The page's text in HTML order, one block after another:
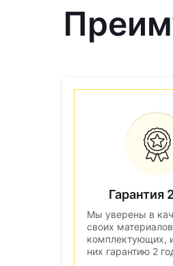
Гарантия
Мы уверены в
своих
комплектующих,
них гарантию 2